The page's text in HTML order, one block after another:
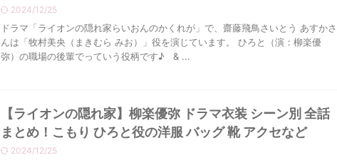
2024/12/25
ドラマ「ライオンの隠れ家らいおんのかくれが」で、齋藤飛鳥さいとう あすかさ
んは「牧村美央（まきむら みお）」役を演じています。 ひろと（演：柳楽優
弥）の職場の後輩でっていう役柄です♪ & ...
【ライオンの隠れ家】柳楽優弥 ドラマ衣装 シーン別 全話
まとめ！こもり ひろと役の洋服 バッグ 靴 アクセなど
2024/12/25